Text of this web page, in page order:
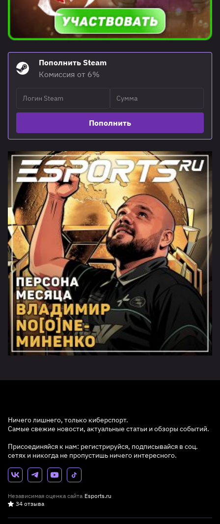
Пополнить Steam
Комиссия от 6%
Пополнить
Ничего лишнего, только киберспорт.
Самые свежие новости, актуальные статьи и обзоры событий.
Присоединяйся к нам: регистрируйся, подписывайся в соц.
сетях и никогда не пропустишь ничего интересного.
Независимая оценка сайта Esports.ru
34 отзыва